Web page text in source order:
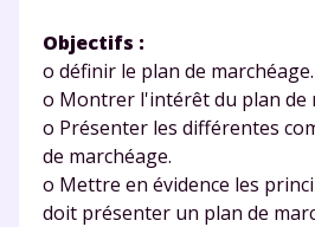
Objectifs :
o définir le plan de marchéage.
o Montrer l'intérêt du plan de
o Présenter les différentes
de marchéage.
o Mettre en évidence les
doit présenter un plan de